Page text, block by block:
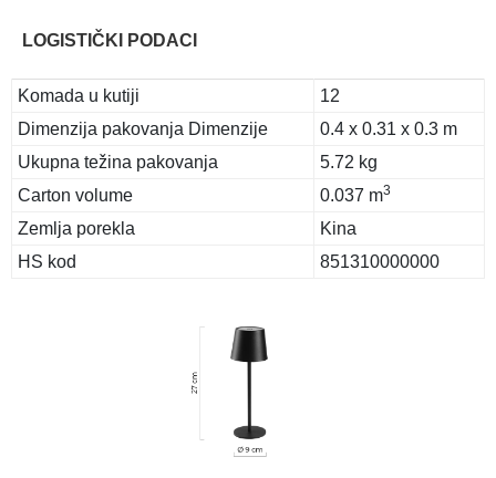
LOGISTIČKI PODACI
Komada u kutiji
12
Dimenzija pakovanja Dimenzije
0.4 x 0.31 x 0.3 m
Ukupna težina pakovanja
5.72 kg
Carton volume
0.037 m3
Zemlja porekla
Kina
HS kod
851310000000